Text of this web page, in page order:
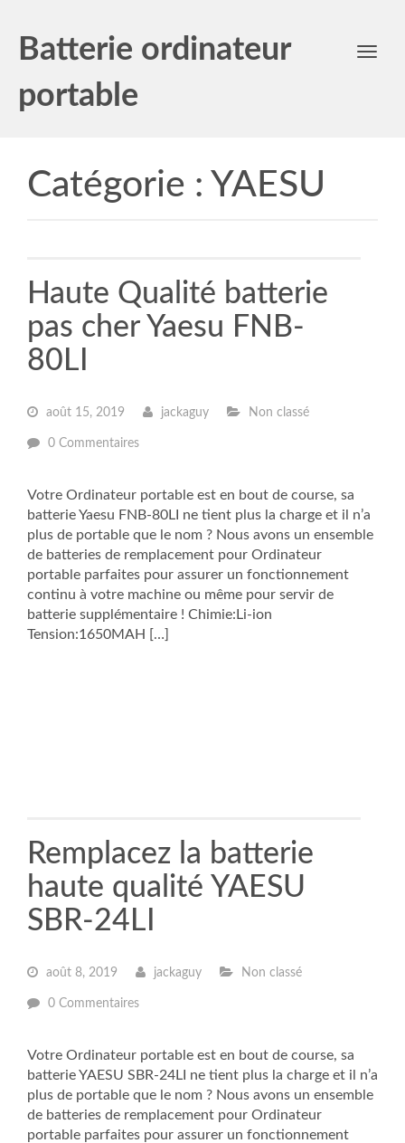
Batterie ordinateur
portable
Toggle
Catégorie : YAESU
Haute Qualité batterie
pas cher Yaesu FNB-
80LI
août 15, 2019 jackaguy Non classé
0 Commentaires
Votre Ordinateur portable est en bout de course, sa
batterie Yaesu FNB-80LI ne tient plus la charge et il n’a
plus de portable que le nom ? Nous avons un ensemble
de batteries de remplacement pour Ordinateur
portable parfaites pour assurer un fonctionnement
continu à votre machine ou même pour servir de
batterie supplémentaire ! Chimie:Li-ion
Tension:1650MAH […]
Remplacez la batterie
haute qualité YAESU
SBR-24LI
août 8, 2019 jackaguy Non classé
0 Commentaires
Votre Ordinateur portable est en bout de course, sa
batterie YAESU SBR-24LI ne tient plus la charge et il n’a
plus de portable que le nom ? Nous avons un ensemble
de batteries de remplacement pour Ordinateur
portable parfaites pour assurer un fonctionnement